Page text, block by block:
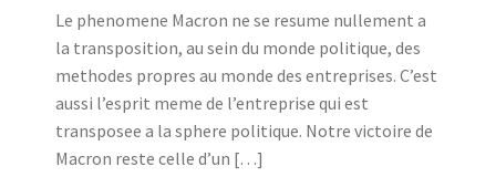
Le phenomene Macron ne se resume nullement a
la transposition, au sein du monde politique, des
methodes propres au monde des entreprises. C’est
aussi l’esprit meme de l’entreprise qui est
transposee a la sphere politique. Notre victoire de
Macron reste celle d’un […]